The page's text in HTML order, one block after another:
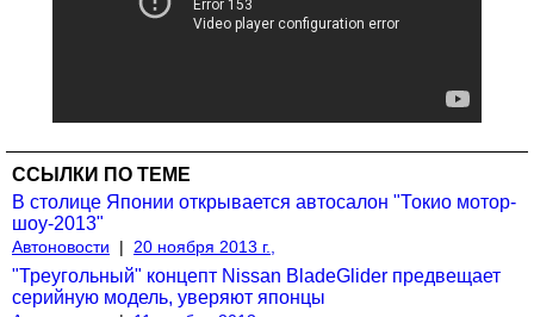
ССЫЛКИ ПО ТЕМЕ
В столице Японии открывается автосалон "Токио мотор-
шоу-2013"
Автоновости | 20 ноября 2013 г.,
"Треугольный" концепт Nissan BladeGlider предвещает
серийную модель, уверяют японцы